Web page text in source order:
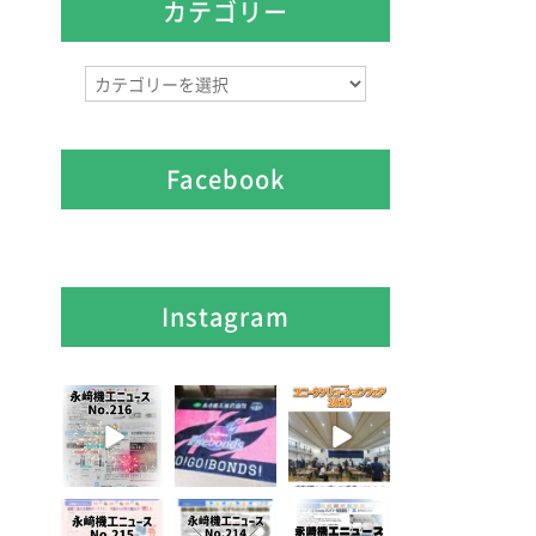
カテゴリー
カ
テ
Facebook
Instagram
8月 7
3 0
7月 28
7 0
7月 27
6 0
7月 3 6月 3 5月 13